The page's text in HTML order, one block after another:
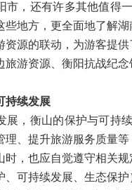
市，还有许多其他值得
些地方，更全面地了解湖
资源的联动，为游客提供
旅游资源、衡阳抗战纪念
持续发展
展，衡山的保护与可持
理、提升旅游服务质量等
时，也应自觉遵守相关
、可持续发展、生态保护